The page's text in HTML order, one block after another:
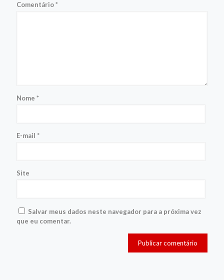
Comentário*
Nome *
E-mail *
Site
Salvar meus dados neste navegador para a próxima vez
que eu comentar.